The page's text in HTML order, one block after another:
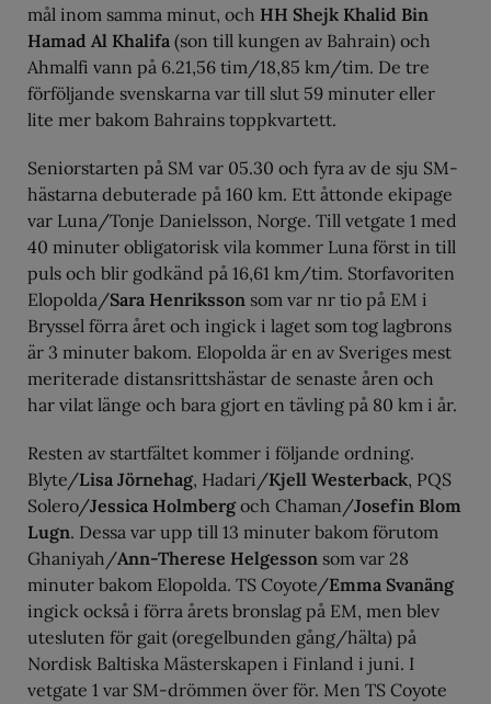
mål inom samma minut, och HH Shejk Khalid Bin
Hamad Al Khalifa (son till kungen av Bahrain) och
Ahmalfi vann på 6.21,56 tim/18,85 km/tim. De tre
förföljande svenskarna var till slut 59 minuter eller
lite mer bakom Bahrains toppkvartett.
Seniorstarten på SM var 05.30 och fyra av de sju SM-
hästarna debuterade på 160 km. Ett åttonde ekipage
var Luna/Tonje Danielsson, Norge. Till vetgate 1 med
40 minuter obligatorisk vila kommer Luna först in till
puls och blir godkänd på 16,61 km/tim. Storfavoriten
Elopolda/Sara Henriksson som var nr tio på EM i
Bryssel förra året och ingick i laget som tog lagbrons
är 3 minuter bakom. Elopolda är en av Sveriges mest
meriterade distansrittshästar de senaste åren och
har vilat länge och bara gjort en tävling på 80 km i år.
Resten av startfältet kommer i följande ordning.
Blyte/Lisa Jörnehag, Hadari/Kjell Westerback, PQS
Solero/Jessica Holmbergoch Chaman/Josefin Blom
Lugn. Dessa var upp till 13 minuter bakom förutom
Ghaniyah/Ann-Therese Helgesson som var 28
minuter bakom Elopolda. TS Coyote/Emma Svanäng
ingick också i förra årets bronslag på EM, men blev
utesluten för gait (oregelbunden gång/hälta) på
Nordisk Baltiska Mästerskapen i Finland i juni. I
vetgate 1 var SM-drömmen över för. Men TS Coyote